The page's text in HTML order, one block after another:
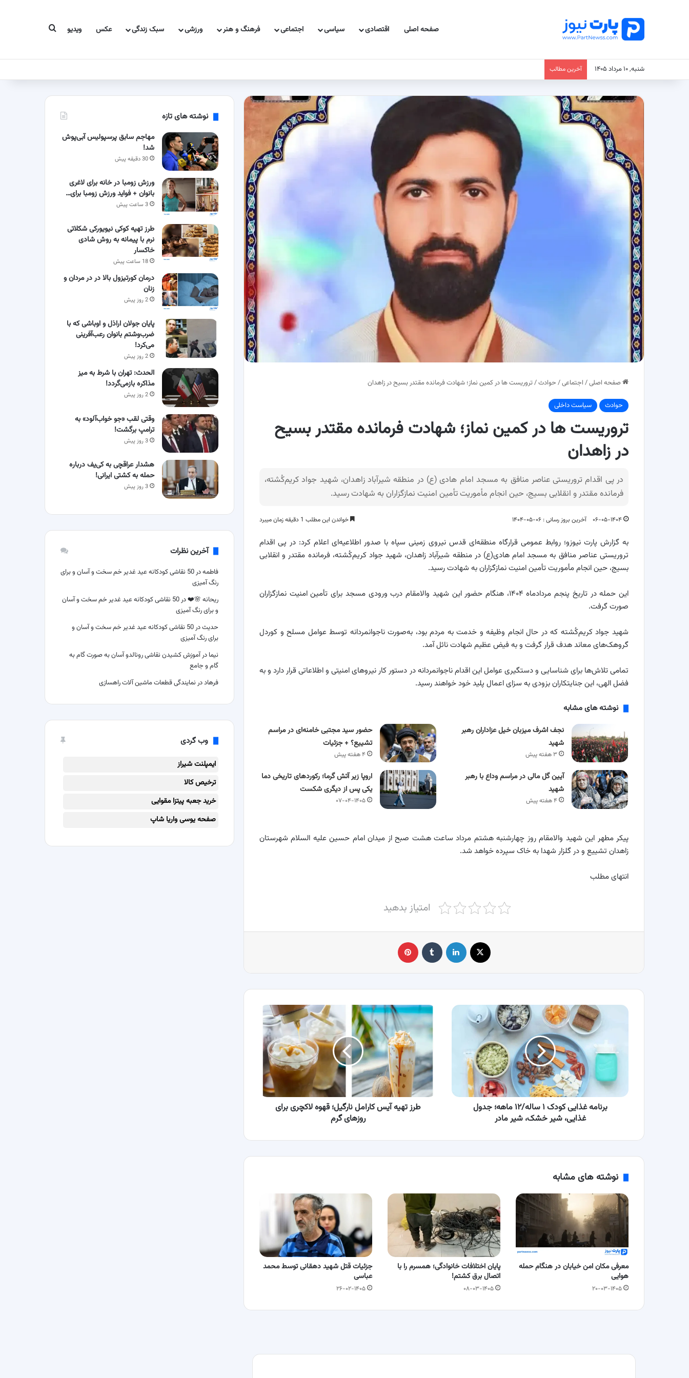
صفحه اصلی اقتصادی سیاسی اجتماعی فرهنگ و هنر ورزشی سبک زندگی عکس ویدیو جستجو برای
شنبه, ۱۰ مرداد ۱۴۰۵ آخرین مطالب
صفحه اصلی/ اجتماعی/ حوادث/تروریست ها در کمین نماز؛ شهادت فرمانده مقتدر بسیح در زاهدان
حوادث سیاست داخلی
تروریست ها در کمین نماز؛ شهادت فرمانده مقتدر بسیح
در زاهدان
در پی اقدام تروریستی عناصر منافق به مسجد امام هادی (ع) در منطقه شیرآباد زاهدان، شهید جواد کریم‌کُشته،
فرمانده مقتدر و انقلابی بسیج، حین انجام مأموریت تأمین امنیت نمازگزاران به شهادت رسید.
۰۶-۰۵-۱۴۰۴ آخرین بروز رسانی : ۰۶-۰۵-۱۴۰۴ خواندن این مطلب 1 دقیقه زمان میبرد
به گزارش پارت نیوزو؛ روابط عمومی قرارگاه منطقه‌ای قدس نیروی زمینی سپاه با صدور اطلاعیه‌ای اعلام کرد: در پی اقدام
تروریستی عناصر منافق به مسجد امام هادی(ع) در منطقه شیرآباد زاهدان، شهید جواد کریم‌کُشته، فرمانده مقتدر و انقلابی
بسیج، حین انجام مأموریت تأمین امنیت نمازگزاران به شهادت رسید.
این حمله در تاریخ پنجم مردادماه ۱۴۰۴، هنگام حضور این شهید والامقام درب ورودی مسجد برای تأمین امنیت نمازگزاران
صورت گرفت.
شهید جواد کریم‌کُشته که در حال انجام وظیفه و خدمت به مردم بود، به‌صورت ناجوانمردانه توسط عوامل مسلح و کوردل
گروهک‌های معاند هدف قرار گرفت و به فیض عظیم شهادت نائل آمد.
تمامی تلاش‌ها برای شناسایی و دستگیری عوامل این اقدام ناجوانمردانه در دستور کار نیروهای امنیتی و اطلاعاتی قرار دارد و به
فضل الهی، این جنایتکاران بزودی به سزای اعمال پلید خود خواهند رسید.
نوشته های مشابه
نجف اشرف میزبان خیل عزاداران رهبر
شهید
۳ هفته پیش
حضور سید مجتبی خامنه‌ای در مراسم
تشییع؟ + جزئیات
۴ هفته پیش
آیین گل مالی در مراسم وداع با رهبر
شهید
۴ هفته پیش
اروپا زیر آتش گرما؛ رکوردهای تاریخی دما
یکی پس از دیگری شکست
۰۷-۰۴-۱۴۰۵
پیکر مطهر این شهید والامقام روز چهارشنبه هشتم مرداد ساعت هشت صبح از میدان امام حسین علیه السلام شهرستان
زاهدان تشییع و در گلزار شهدا به خاک سپرده خواهد شد.
انتهای مطلب
امتیاز بدهید
لینکدین ‫تامبلر
برنامه
ساله/
جدول
غذایی،
مادر
برنامه غذایی کودک ۱ ساله/۱۲ ماهه؛ جدول
غذایی، شیر خشک، شیر مادر
طرز
تهیه
آیس
کارامل
نارگیل؛
قهوه لاکچری
برای
روزهای
گرم
طرز تهیه آیس کارامل نارگیل؛ قهوه لاکچری برای
روزهای گرم
نوشته های مشابه
معرفی مکان امن خیابان در هنگام حمله
هوایی
۲۰-۰۳-۱۴۰۵
پایان اختلافات خانوادگی؛ همسرم را با
اتصال برق کشتم!
۰۸-۰۳-۱۴۰۵
جزئیات قتل شهید دهقانی توسط محمد
عباسی
۲۶-۰۲-۱۴۰۵
نوشته های تازه
مهاجم سابق پرسپولیس آبی‌پوش
شد!
30 دقیقه پیش
ورزش زومبا در خانه برای لاغری
بانوان + فواید ورزش زومبا برای…
3 ساعت پیش
طرز تهیه کوکی نیویورکی شکلاتی
نرم با پیمانه به روش شادی
خاکسار
18 ساعت پیش
درمان کورتیزول بالا در در مردان و
زنان
2 روز پیش
پایان جولان اراذل و اوباشی که با
ضرب‌وشتم بانوان رعب‌آفرینی
می‌کرد!
2 روز پیش
الحدث: تهران با شرط به میز
مذاکره بازمی‌گردد!
2 روز پیش
وقتی لقب «جو خواب‌آلود» به
ترامپ برگشت!
3 روز پیش
هشدار عراقچی به کی‌یف درباره
حمله به کشتی ایرانی!
3 روز پیش
آخرین نظرات
فاطمهدر
50 نقاشی کودکانه عید غدیر خم سخت و آسان و برای
رنگ آمیزی
ریحانه 🌸❤️در
50 نقاشی کودکانه عید غدیر خم سخت و آسان
و برای رنگ آمیزی
حدیثدر
50 نقاشی کودکانه عید غدیر خم سخت و آسان و
برای رنگ آمیزی
نیما درآموزش کشیدن نقاشی رونالدو آسان به صورت گام به
گام و جامع
فرهاددر نمایندگی قطعات ماشین آلات راهسازی
وب گردی
ایمپلنت شیراز
ترخیص کالا
خرید جعبه پیتزا مقوایی
صفحه یوسی واریا شاپ